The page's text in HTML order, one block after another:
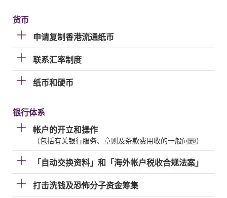
货币
申请复制香港流通纸币
联系汇率制度
纸币和硬币
银行体系
帐户的开立和操作
（包括有关银行服务、章则及条款费用收的一般问题）
「自动交换资料」和「海外帐户税收合规法案」
打击洗钱及恐怖分子资金筹集